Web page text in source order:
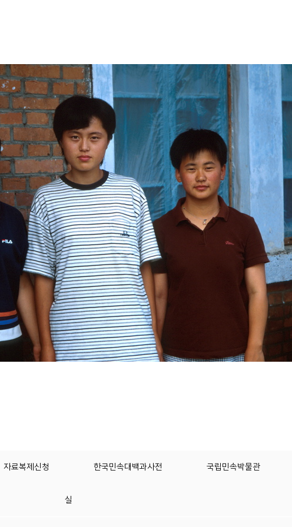
자료복제신청 한국민속대백과사전 국립민속박물관
실